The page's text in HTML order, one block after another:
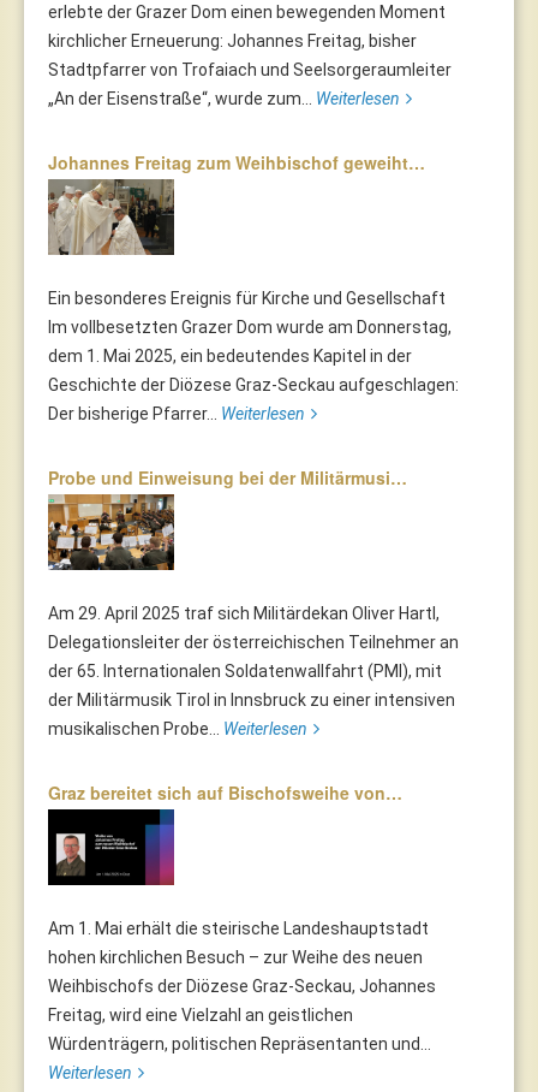
erlebte der Grazer Dom einen bewegenden Moment
kirchlicher Erneuerung: Johannes Freitag, bisher
Stadtpfarrer von Trofaiach und Seelsorgeraumleiter
„An der Eisenstraße“, wurde zum... Weiterlesen
Johannes Freitag zum Weihbischof geweiht…
Ein besonderes Ereignis für Kirche und Gesellschaft
Im vollbesetzten Grazer Dom wurde am Donnerstag,
dem 1. Mai 2025, ein bedeutendes Kapitel in der
Geschichte der Diözese Graz-Seckau aufgeschlagen:
Der bisherige Pfarrer... Weiterlesen
Probe und Einweisung bei der Militärmusi…
Am 29. April 2025 traf sich Militärdekan Oliver Hartl,
Delegationsleiter der österreichischen Teilnehmer an
der 65. Internationalen Soldatenwallfahrt (PMI), mit
der Militärmusik Tirol in Innsbruck zu einer intensiven
musikalischen Probe... Weiterlesen
Graz bereitet sich auf Bischofsweihe von…
Am 1. Mai erhält die steirische Landeshauptstadt
hohen kirchlichen Besuch – zur Weihe des neuen
Weihbischofs der Diözese Graz-Seckau, Johannes
Freitag, wird eine Vielzahl an geistlichen
Würdenträgern, politischen Repräsentanten und...
Weiterlesen